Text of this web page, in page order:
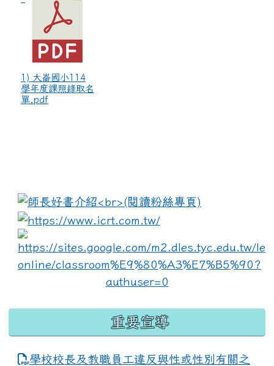
1) 大崙國小114
學年度課照錄取名
單.pdf
link to https://
重要宣導
學校校長及教職員工違反與性或性別有關之